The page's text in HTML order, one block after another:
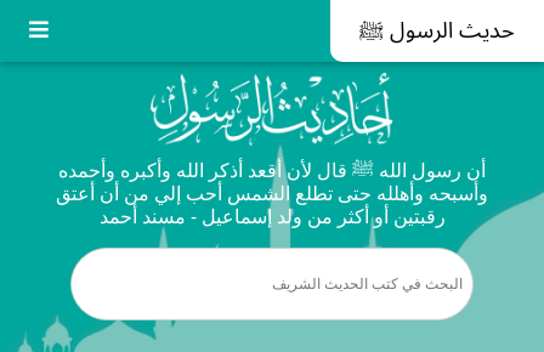
حديث الرسول ﷺ
أن رسول الله ﷺ قال لأن أقعد أذكر الله وأكبره وأحمده
وأسبحه وأهلله حتى تطلع الشمس أحب إلي من أن أعتق
رقبتين أو أكثر من ولد إسماعيل - مسند أحمد